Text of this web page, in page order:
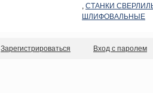
, СТАНКИ
ШЛИФОВАЛЬНЫЕ
Зарегистрироваться Вход с паролем